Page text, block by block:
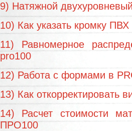
9) Натяжной
10) Как указать кромку
11) Равномерное
pro100
12) Работа с формами в
13) Как откорректировать
14) Расчет стоимости
ПРО100